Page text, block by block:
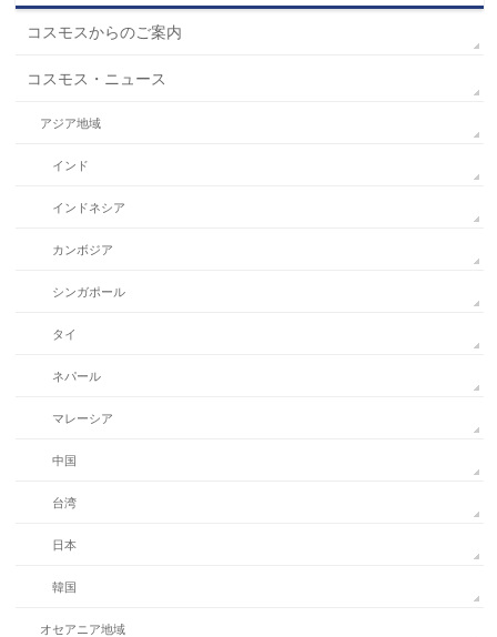
コスモスからのご案内
コスモス・ニュース
アジア地域
インド
インドネシア
カンボジア
シンガポール
タイ
ネパール
マレーシア
中国
台湾
日本
韓国
オセアニア地域